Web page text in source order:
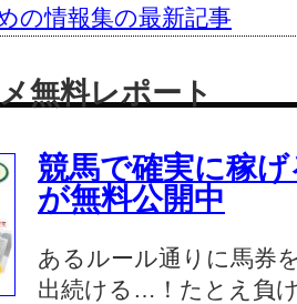
の情報集の最新記事
無料レポート
競馬で確実に稼
が無料公開中
あるルール通りに馬券
出続ける…！たとえ負